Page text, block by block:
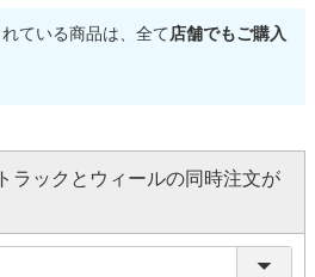
ている商品は、全て店舗でもご購入
ラックとウィールの同時注文が